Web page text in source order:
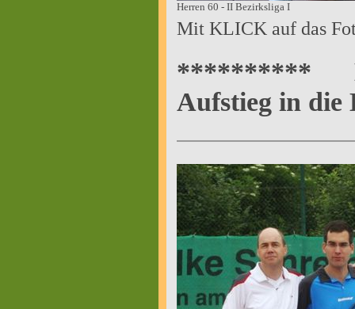
Herren 60 - II Bezirksliga I
Mit KLICK auf das
**********
Aufstieg in die